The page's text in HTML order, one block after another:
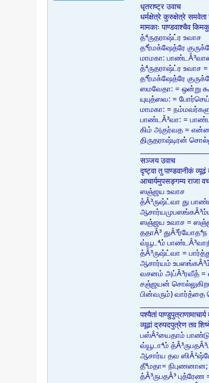
धृतराष्ट्र उवाच
धर्मक्षेत्रे कुरुक्षेत्रे
मामकाः पाण्डवाश्चैव
த்⁴ருதராஷ்ட்ர உவாச
த⁴ர்மக்ஷேத்ரே
மாமகா:
த்⁴ருதராஷ்ட்ர உவாச
த⁴ர்மக்ஷேத்ரே
ஸமவேதா: = ஒன்று
யுயுத்ஸவ: =
மாமகா: =
பாண்டÂ³வா: =
கிம் அகுர்வத =
திருதராஷ்டிரன்
सञ्जय उवाच
दृष्ट्वा तु पाण्डवानीकं व्यूढं
आचार्यमुपसङ्गम्य राजा
ஸஞ்ஜய உவாச
த்Â³ருஷ்ட்வா து
ஸஞ்ஜய உவாச =
ததாÂ³
வ்யூட⁴ம்
த்Â³ருஷ்ட்வா =
ஆசார்யம்
வசனம் அப்Â³ரவீத்
சஞ்ஜயன்
பின்வரும்)
पश्यैतां
व्यूढां द्रुपदपुत्रेण तव
பஸ்Â²யைதாம்
வ்யூடா⁴ம்
ஆசார்ய தவ
தீ⁴மதா= நிபுணனான;
த்Â³ருபதÂ³